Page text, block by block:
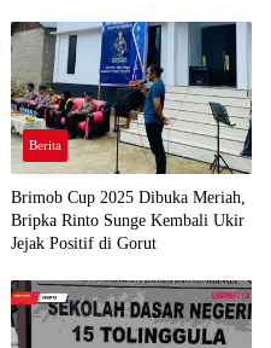
Berita
Brimob Cup 2025 Dibuka Meriah,
Bripka Rinto Sunge Kembali Ukir
Jejak Positif di Gorut